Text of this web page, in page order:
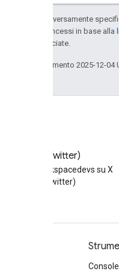
Salvo quando diversamente
codice sono concessi in base alla
delle sue consociate.
Ultimo aggiornamento 2025-12-04
X (Twitter)
Segui @workspacedevs su X
(Twitter)